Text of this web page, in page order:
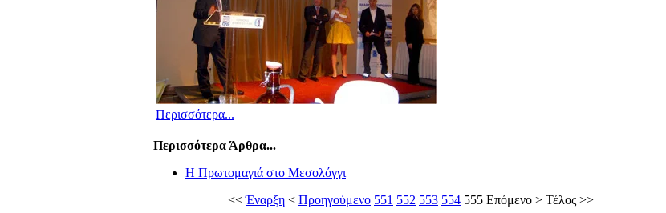
Περισσότερα...
Περισσότερα Άρθρα...
Η Πρωτομαγιά στο Μεσολόγγι
<<Έναρξη < Προηγούμενο 551 552 553 554 555 Επόμενο > Τέλος >>